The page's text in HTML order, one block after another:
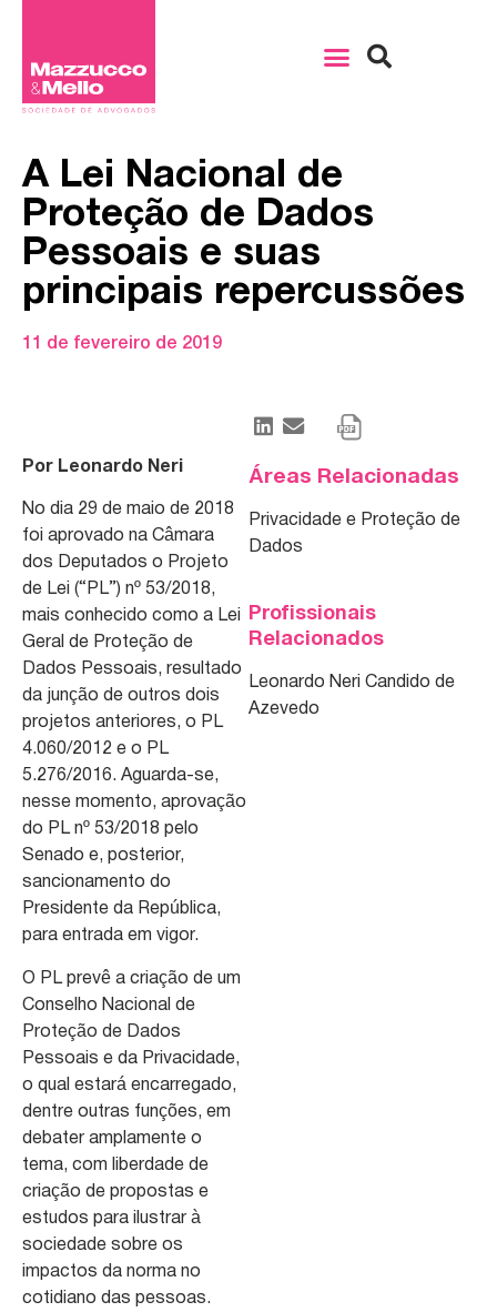
A Lei Nacional de
Proteção de Dados
Pessoais e suas
principais repercussões
11 de fevereiro de 2019
Por Leonardo Neri
No dia 29 de maio de 2018
foi aprovado na Câmara
dos Deputados o Projeto
de Lei (“PL”) nº 53/2018,
mais conhecido como a Lei
Geral de Proteção de
Dados Pessoais, resultado
da junção de outros dois
projetos anteriores, o PL
4.060/2012 e o PL
5.276/2016. Aguarda-se,
nesse momento, aprovação
do PL nº 53/2018 pelo
Senado e, posterior,
sancionamento do
Presidente da República,
para entrada em vigor.
O PL prevê a criação de um
Conselho Nacional de
Proteção de Dados
Pessoais e da Privacidade,
o qual estará encarregado,
dentre outras funções, em
debater amplamente o
tema, com liberdade de
criação de propostas e
estudos para ilustrar à
sociedade sobre os
impactos da norma no
cotidiano das pessoas.
Áreas Relacionadas
Privacidade e Proteção de
Dados
Profissionais
Relacionados
Leonardo Neri Candido de
Azevedo